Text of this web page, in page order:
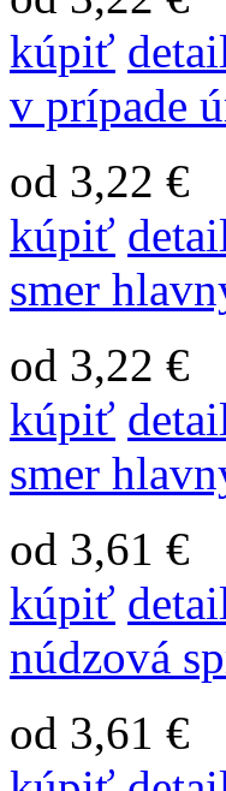
kúpiť
v prípade
od 3,22 €
kúpiť
smer
od 3,22 €
kúpiť
smer
od 3,61 €
kúpiť
núdzová
od 3,61 €